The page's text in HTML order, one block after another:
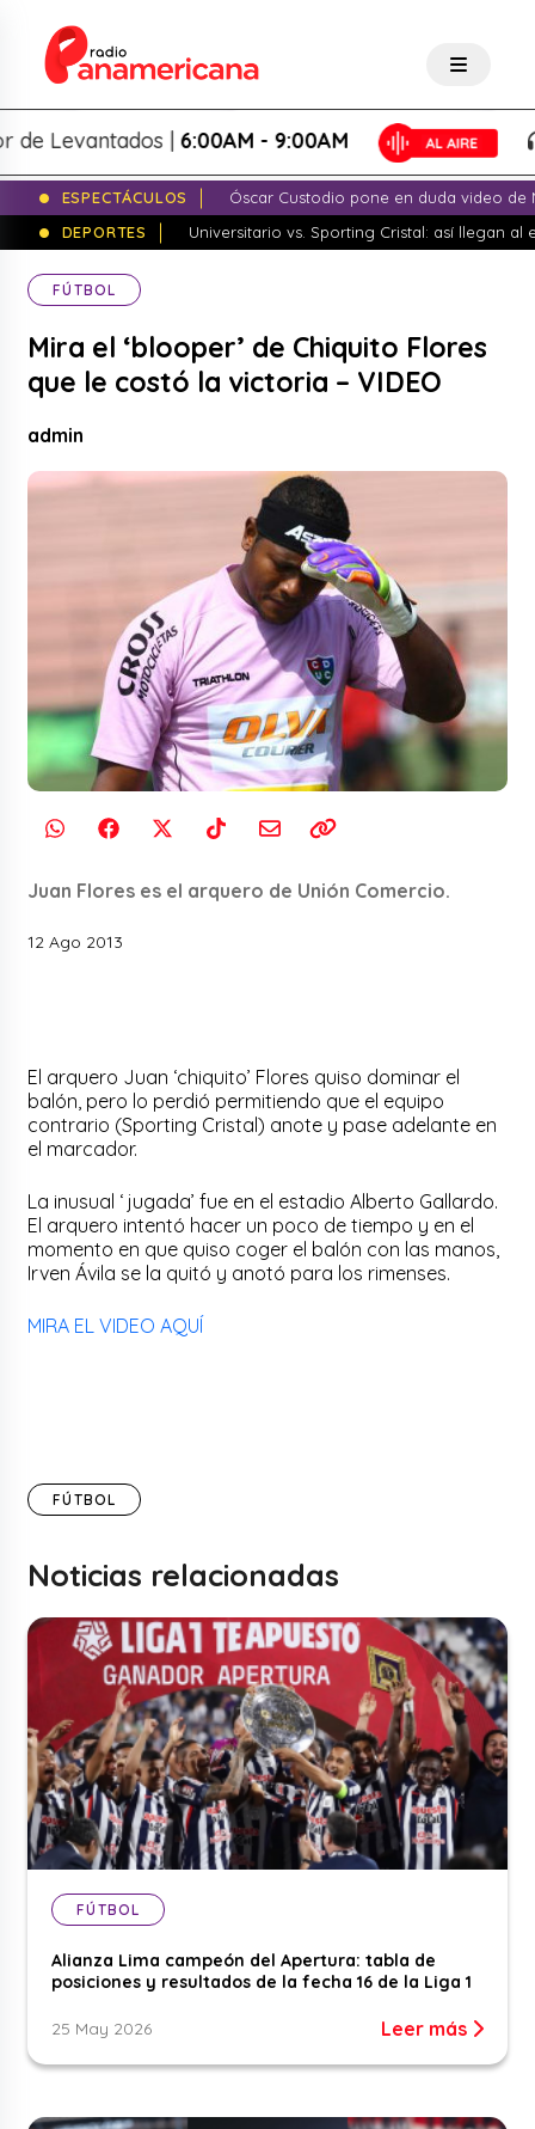
Levantados |6:00AM - 9:00AM
ESPECTÁCULOS
Óscar Custodio pone en duda video de
DEPORTES
Universitario vs. Sporting Cristal: así llegan al
FÚTBOL
Mira el ‘blooper’ de Chiquito Flores
que le costó la victoria – VIDEO
admin
Juan Flores es el arquero de Unión Comercio.
12 Ago 2013
El arquero Juan ‘chiquito’ Flores quiso dominar el
balón, pero lo perdió permitiendo que el equipo
contrario (Sporting Cristal) anote y pase adelante en
el marcador.
La inusual ‘ jugada’ fue en el estadio Alberto Gallardo.
El arquero intentó hacer un poco de tiempo y en el
momento en que quiso coger el balón con las manos,
Irven Ávila se la quitó y anotó para los rimenses.
MIRA EL VIDEO AQUÍ
FÚTBOL
Noticias relacionadas
FÚTBOL
Alianza Lima campeón del Apertura: tabla de
posiciones y resultados de la fecha 16 de la Liga 1
25 May 2026 Leer más